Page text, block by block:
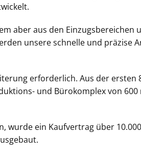
aber aus den Einzugsbereichen
unsere schnelle und präzise
erforderlich. Aus der ersten
und Bürokomplex von 600
wurde ein Kaufvertrag über